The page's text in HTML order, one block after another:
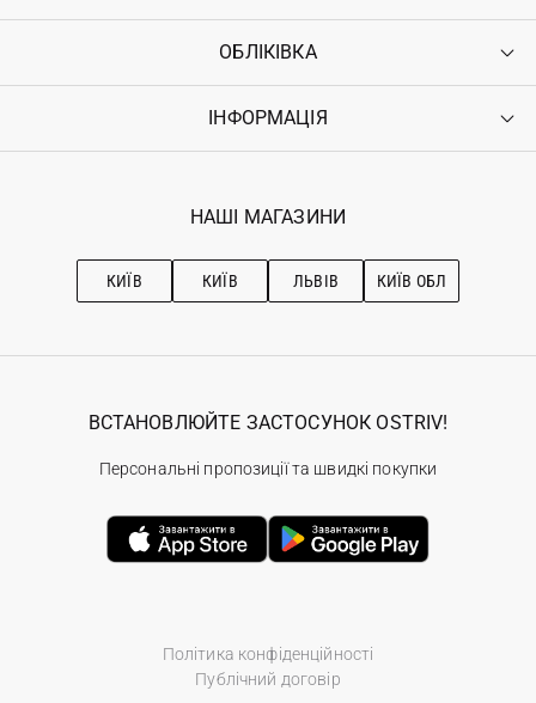
Контакти
Повернення
Гарантія
ОБЛІКІВКА
Увійти
Ostriv Club+
ІНФОРМАЦІЯ
Наші магазини
Рекомендації з догляду
НАШІ МАГАЗИНИ
КИЇВ КИЇВ ЛЬВІВ КИЇВ ОБЛ
Політика конфіденційності
Публічний договір
ВСТАНОВЛЮЙТЕ ЗАСТОСУНОК OSTRIV!
Персональні пропозиції та швидкі покупки